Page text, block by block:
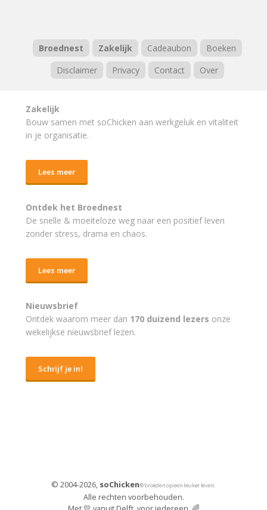
Broednest Zakelijk Cadeaubon
Boeken
Disclaimer
Privacy Contact Over
Zakelijk
Bouw samen met soChicken aan werkgeluk en vitaliteit
in je organisatie.
Lees meer
Ontdek het Broednest
De snelle & moeiteloze weg naar een positief leven
zonder stress, drama en chaos.
Lees meer
Nieuwsbrief
Ontdek waarom meer dan 170 duizend lezers onze
wekelijkse nieuwsbrief lezen.
Schrijf je in!
© 2004-2026, soChicken® broeden op een leuker leven.
Alle rechten voorbehouden.